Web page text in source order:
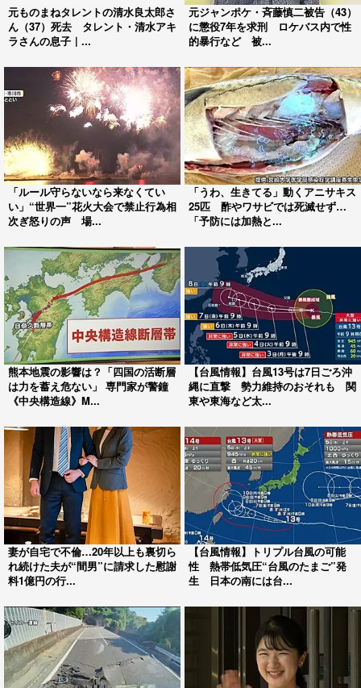
元ものまねタレントの清水良太郎さ
ん（37）死去 タレント・清水アキ
ラさんの息子｜...
元ジャンポケ・斉藤慎二被告（43）
に懲役7年を求刑 ロケバス内で性
的暴行など 被...
「ルール守らないなら来なくてい
い」“世界一”花火大会で禁止行為相
次ぎ怒りの声 場...
「うわ、生きてる」動くアニサキス
25匹 酢やワサビでは死滅せず…
「予防には加熱と...
熊本地震の影響は？「四国の活断層
は力を蓄え危ない」 専門家が警鐘
《中央構造線》M...
【台風情報】台風13号は7日ごろ沖
縄に直撃 勢力維持のおそれも 関
東や東海など太...
妻が自宅で不倫…20年以上も裏切ら
れ続けた夫が“間男”に請求した慰謝
料1億円の行...
【台風情報】トリプル台風の可能
性 熱帯低気圧“台風のたまご”発
生 日本の南には台...